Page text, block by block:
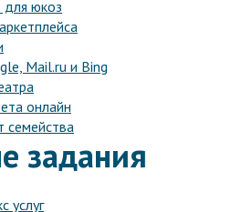
юкоз
Mail.ru и Bing
онлайн
семейства
задания
услуг